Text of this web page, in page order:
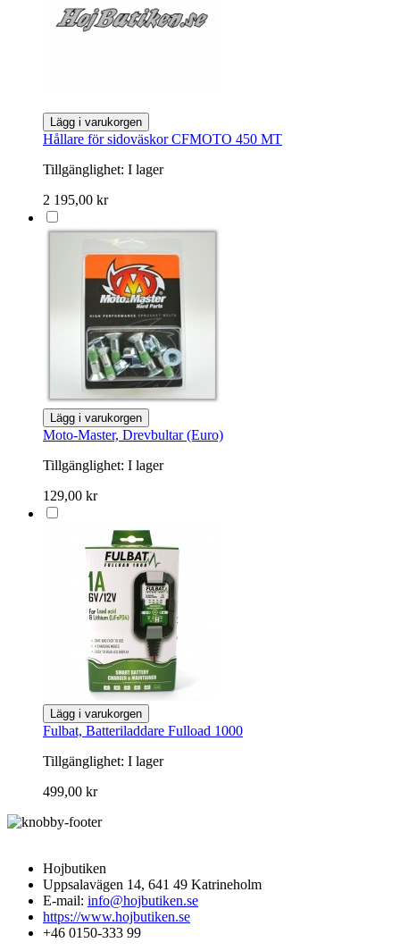
Lägg i varukorgen
Hållare för sidoväskor CFMOTO 450 MT
Tillgänglighet: I lager
2 195,00 kr
Lägg i varukorgen
Moto-Master, Drevbultar (Euro)
Tillgänglighet: I lager
129,00 kr
Lägg i varukorgen
Fulbat, Batteriladdare Fulload 1000
Tillgänglighet: I lager
499,00 kr
Hojbutiken
Uppsalavägen 14, 641 49 Katrineholm
E-mail: info@hojbutiken.se
https://www.hojbutiken.se
+46 0150-333 99